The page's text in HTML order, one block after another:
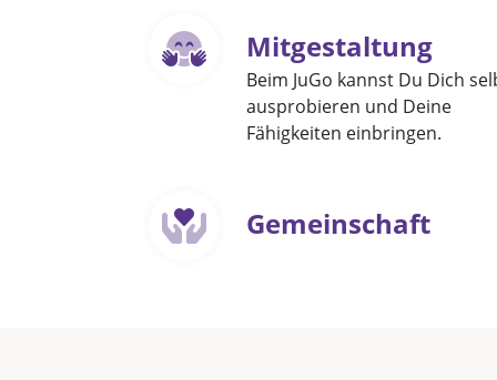
Mitgestaltung
Beim JuGo kannst Du Dich
ausprobieren und Deine
Fähigkeiten einbringen.
Gemeinschaft